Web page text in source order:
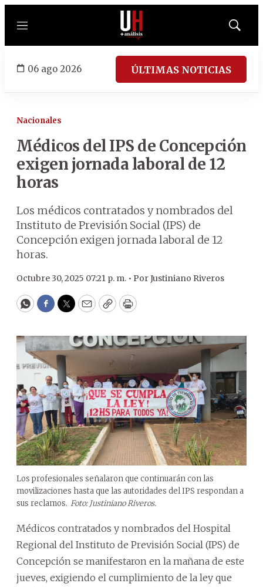
Menú
Mostrar
06 ago 2026 ÚLTIMAS NOTICIAS
Nacionales
Médicos del IPS de Concepción
exigen jornada laboral de 12
horas
Los médicos contratados y nombrados del
Instituto de Previsión Social (IPS) de
Concepción exigen jornada laboral de 12
horas.
Octubre 30, 2025 07:21 p. m. • PorJustiniano Riveros
WhatsApp
Facebook
Twitter
EmailCopyPrint
Los profesionales señalaron que continuarán con las
movilizaciones hasta que las autoridades del IPS respondan a
sus reclamos. Foto: Justiniano Riveros.
Médicos contratados y nombrados del Hospital
Regional del Instituto de Previsión Social (IPS) de
Concepción se manifestaron en la mañana de este
jueves, exigiendo el cumplimiento de la ley que